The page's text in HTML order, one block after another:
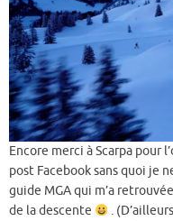
Encore merci à Scarpa pour
post Facebook sans quoi je
guide MGA qui m’a
de la descente
.